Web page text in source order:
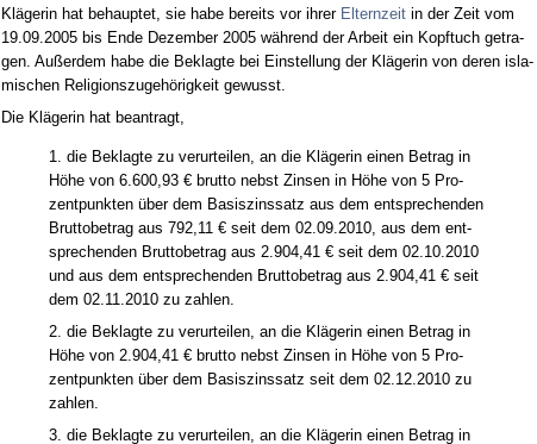
Kläge­rin hat be­haup­tet, sie ha­be be­reits vor ih­rer El­tern­zeitin der Zeit vom
19.09.2005 bis En­de De­zem­ber 2005 während der Ar­beit ein Kopf­tuch ge­tra­
gen. Außer­dem ha­be die Be­klag­te bei Ein­stel­lung der Kläge­rin von de­ren is­la­
mi­schen Re­li­gi­ons­zu­gehörig­keit ge­wusst.
Die Kläge­rin hat be­an­tragt,
1. die Be­klag­te zu ver­ur­tei­len, an die Kläge­rin ei­nen Be­trag in
Höhe von 6.600,93 € brut­to nebst Zin­sen in Höhe von 5 Pro­
zent­punk­ten über dem Ba­sis­zins­satz aus dem ent­spre­chen­den
Brut­to­be­trag aus 792,11 € seit dem 02.09.2010, aus dem ent­
spre­chen­den Brut­to­be­trag aus 2.904,41 € seit dem 02.10.2010
und aus dem ent­spre­chen­den Brut­to­be­trag aus 2.904,41 € seit
dem 02.11.2010 zu zah­len.
2. die Be­klag­te zu ver­ur­tei­len, an die Kläge­rin ei­nen Be­trag in
Höhe von 2.904,41 € brut­to nebst Zin­sen in Höhe von 5 Pro­
zent­punk­ten über dem Ba­sis­zins­satz seit dem 02.12.2010 zu
zah­len.
3. die Be­klag­te zu ver­ur­tei­len, an die Kläge­rin ei­nen Be­trag in